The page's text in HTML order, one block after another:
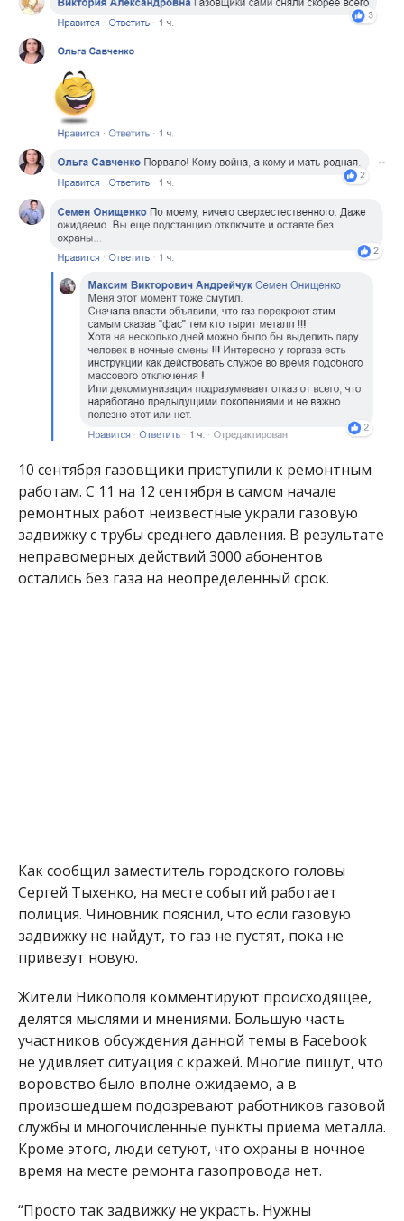
10 сентября газовщики приступили к ремонтным
работам. С 11 на 12 сентября в самом начале
ремонтных работ неизвестные украли газовую
задвижку с трубы среднего давления. В результате
неправомерных действий 3000 абонентов
остались без газа на неопределенный срок.
службы и многочисленные пункты приема металла.
Кроме этого, люди сетуют, что охраны в ночное
время на месте ремонта газопровода нет.
“Просто так задвижку не украсть. Нужны
думаю, тоже нужно. Поэтому считаю, нужно в
первую очередь подозревать работников
горгаза”, – пишет Максим Андрейчук.
Напомним, с10 по 19 сентября в Никополе
отключили газ . Причиной отключения стала
подготовка к отопительному сезону
2018/2019. Ремонтные работы на нескольких
улицах города планируют провести на